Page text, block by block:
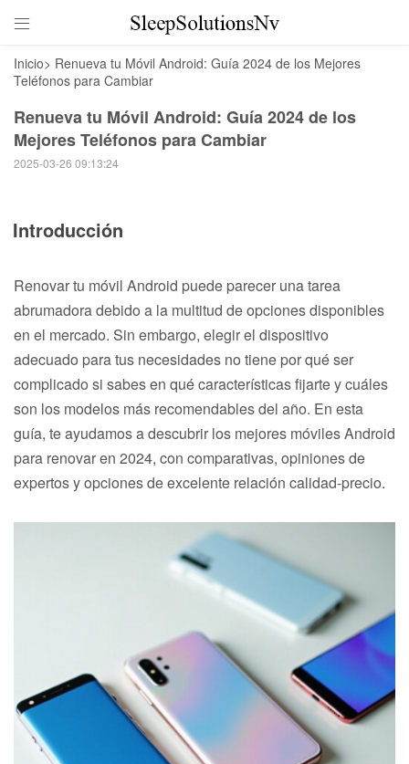

Inicio> Renueva tu Móvil Android: Guía 2024 de los Mejores
Teléfonos para Cambiar
Renueva tu Móvil Android: Guía 2024 de los
Mejores Teléfonos para Cambiar
2025-03-26 09:13:24
Introducción
Renovar tu móvil Android puede parecer una tarea
abrumadora debido a la multitud de opciones disponibles
en el mercado. Sin embargo, elegir el dispositivo
adecuado para tus necesidades no tiene por qué ser
complicado si sabes en qué características fijarte y cuáles
son los modelos más recomendables del año. En esta
guía, te ayudamos a descubrir los mejores móviles Android
para renovar en 2024, con comparativas, opiniones de
expertos y opciones de excelente relación calidad-precio.